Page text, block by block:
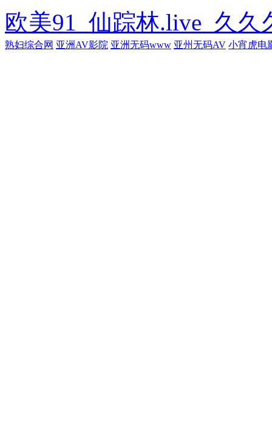
欧美91_仙踪林.live_久
熟妇综合网 亚洲AV影院 亚洲无码www 亚州无码AV 小宵虎电